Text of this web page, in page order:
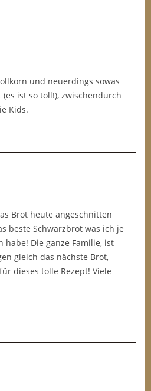
und neuerdings sowas
ist so toll!), zwischendurch
Kids.
Brot heute angeschnitten
beste Schwarzbrot was ich je
habe! Die ganze Familie, ist
gleich das nächste Brot,
dieses tolle Rezept! Viele